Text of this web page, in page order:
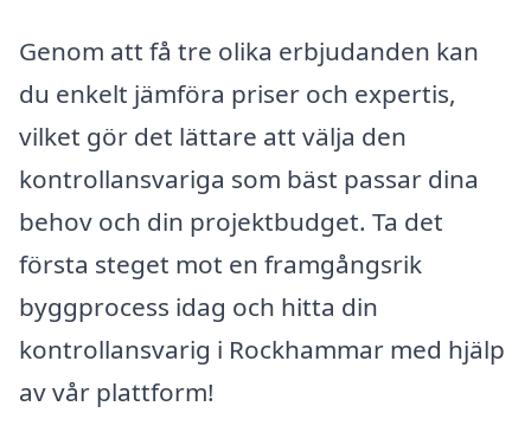
Genom att få tre olika erbjudanden kan
du enkelt jämföra priser och expertis,
vilket gör det lättare att välja den
kontrollansvariga som bäst passar dina
behov och din projektbudget. Ta det
första steget mot en framgångsrik
byggprocess idag och hitta din
kontrollansvarig i Rockhammar med hjälp
av vår plattform!